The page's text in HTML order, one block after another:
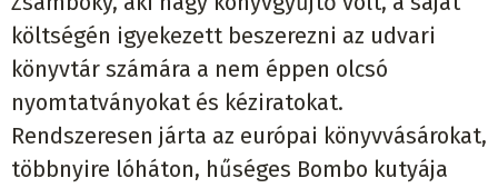
költségén igyekezett beszerezni az udvari
könyvtár számára a nem éppen olcsó
nyomtatványokat és kéziratokat.
Rendszeresen járta az európai könyvvásárokat,
többnyire lóháton, hűséges Bombo kutyája